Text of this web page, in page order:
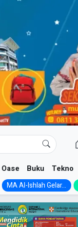
Oase Buku Tekno
MA Al-Ishlah Gelar...